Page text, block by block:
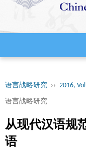
语言战略研究 ›› 2016,
语言战略研究
从现代汉语规
语